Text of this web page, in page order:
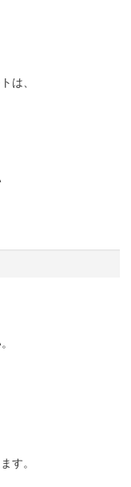
は、
す。